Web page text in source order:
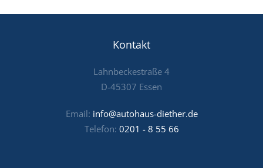
Kontakt
Lahnbeckestraße 4
D-45307 Essen
Email: info@autohaus-diether.de
Telefon: 0201 - 8 55 66